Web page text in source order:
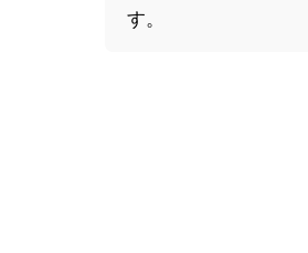
す。